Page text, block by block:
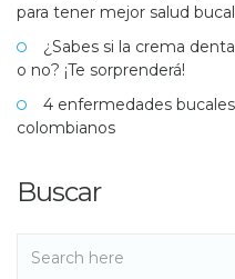
para tener mejor salud bucal
¿Sabes si la crema
o no? ¡Te sorprenderá!
4 enfermedades
colombianos
Buscar